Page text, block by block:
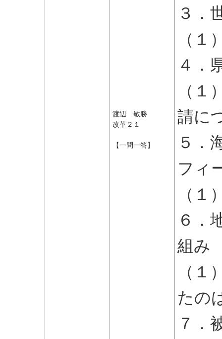
渡辺 敏勝
改革２１
【一問一答】
３．
（
４．
（
請に
５．
フィ
（
６．
組み
（
たの
７．